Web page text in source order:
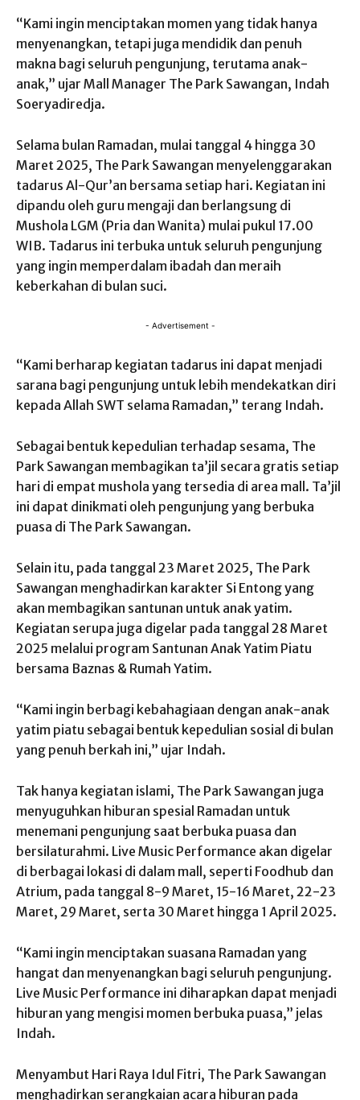
“Kami ingin menciptakan momen yang tidak hanya
menyenangkan, tetapi juga mendidik dan penuh
makna bagi seluruh pengunjung, terutama anak-
anak,” ujar Mall Manager The Park Sawangan, Indah
Soeryadiredja.
Selama bulan Ramadan, mulai tanggal 4 hingga 30
Maret 2025, The Park Sawangan menyelenggarakan
tadarus Al-Qur’an bersama setiap hari. Kegiatan ini
dipandu oleh guru mengaji dan berlangsung di
Mushola LGM (Pria dan Wanita) mulai pukul 17.00
WIB. Tadarus ini terbuka untuk seluruh pengunjung
yang ingin memperdalam ibadah dan meraih
keberkahan di bulan suci.
- Advertisement -
“Kami berharap kegiatan tadarus ini dapat menjadi
sarana bagi pengunjung untuk lebih mendekatkan diri
kepada Allah SWT selama Ramadan,” terang Indah.
Sebagai bentuk kepedulian terhadap sesama, The
Park Sawangan membagikan ta’jil secara gratis setiap
hari di empat mushola yang tersedia di area mall. Ta’jil
ini dapat dinikmati oleh pengunjung yang berbuka
puasa di The Park Sawangan.
Selain itu, pada tanggal 23 Maret 2025, The Park
Sawangan menghadirkan karakter Si Entong yang
akan membagikan santunan untuk anak yatim.
Kegiatan serupa juga digelar pada tanggal 28 Maret
2025 melalui program Santunan Anak Yatim Piatu
bersama Baznas & Rumah Yatim.
“Kami ingin berbagi kebahagiaan dengan anak-anak
yatim piatu sebagai bentuk kepedulian sosial di bulan
yang penuh berkah ini,” ujar Indah.
Tak hanya kegiatan islami, The Park Sawangan juga
menyuguhkan hiburan spesial Ramadan untuk
menemani pengunjung saat berbuka puasa dan
bersilaturahmi. Live Music Performance akan digelar
di berbagai lokasi di dalam mall, seperti Foodhub dan
Atrium, pada tanggal 8-9 Maret, 15-16 Maret, 22-23
Maret, 29 Maret, serta 30 Maret hingga 1 April 2025.
“Kami ingin menciptakan suasana Ramadan yang
hangat dan menyenangkan bagi seluruh pengunjung.
Live Music Performance ini diharapkan dapat menjadi
hiburan yang mengisi momen berbuka puasa,” jelas
Indah.
Menyambut Hari Raya Idul Fitri, The Park Sawangan
menghadirkan serangkaian acara hiburan pada